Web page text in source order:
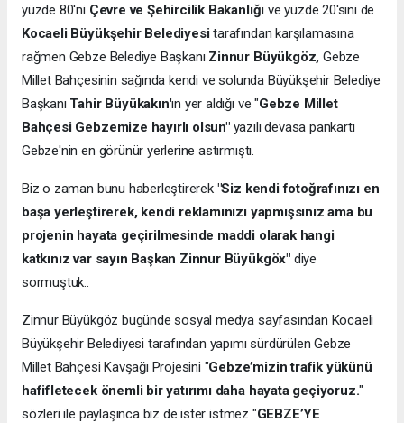
yüzde 80'ni Çevre ve Şehircilik Bakanlığı ve yüzde 20'sini de
Kocaeli Büyükşehir Belediyesitarafından karşılamasına
rağmen Gebze Belediye Başkanı Zinnur Büyükgöz, Gebze
Millet Bahçesinin sağında kendi ve solunda Büyükşehir Belediye
Başkanı Tahir Büyükakın'ın yer aldığı ve "Gebze Millet
Bahçesi Gebzemize hayırlı olsun"yazılı devasa pankartı
Gebze'nin en görünür yerlerine astırmıştı.
Biz o zaman bunu haberleştirerek "Siz kendi fotoğrafınızı en
başa yerleştirerek, kendi reklamınızı yapmışsınız ama bu
projenin hayata geçirilmesinde maddi olarak hangi
katkınız var sayın Başkan Zinnur Büyükgöx" diye
sormuştuk..
Zinnur Büyükgöz bugünde sosyal medya sayfasından Kocaeli
Büyükşehir Belediyesi tarafından yapımı sürdürülen Gebze
Millet Bahçesi Kavşağı Projesini "Gebze’mizin trafik yükünü
hafifletecek önemli bir yatırımı daha hayata geçiyoruz."
sözleri ile paylaşınca biz de ister istmez "GEBZE’YE